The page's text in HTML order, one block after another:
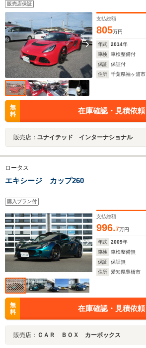
販売店保証
支払総額
805万円
年式 2014年
車検
車検整備付
保証
保証付
住所
千葉県袖ヶ浦市
無
料
在庫確認・見積依頼
販売店： ユナイテッド インターナショナル
ロータス
エキシージ カップ260
購入プラン付
支払総額
996.7万円
年式 2009年
車検
車検整備無
保証
保証無
住所
愛知県豊橋市
無
料
在庫確認・見積依頼
販売店： ＣＡＲ ＢＯＸ カーボックス